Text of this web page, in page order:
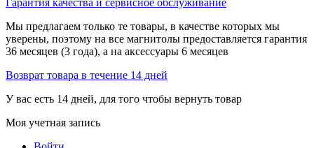
Мы предлагаем только те товары, в качестве которых мы
уверены, поэтому на все магнитолы предоставляется гарантия
36 месяцев (3 года), а на аксессуары 6 месяцев
Возврат товара в течение 14 дней
У вас есть 14 дней, для того чтобы вернуть товар
Моя учетная запись